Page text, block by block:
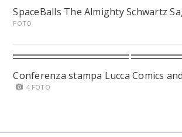
SpaceBalls The Almighty Schwartz
FOTO
Conferenza stampa Lucca Comics
4 FOTO